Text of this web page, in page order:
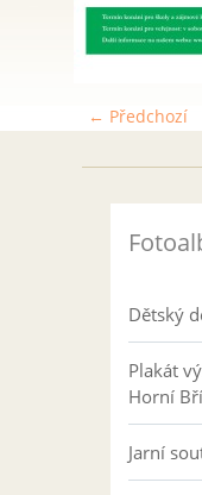
← Předchozí
Dětský
Plakát
Horní
Jarní